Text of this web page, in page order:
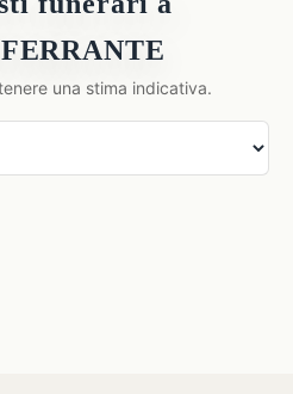
una stima indicativa.